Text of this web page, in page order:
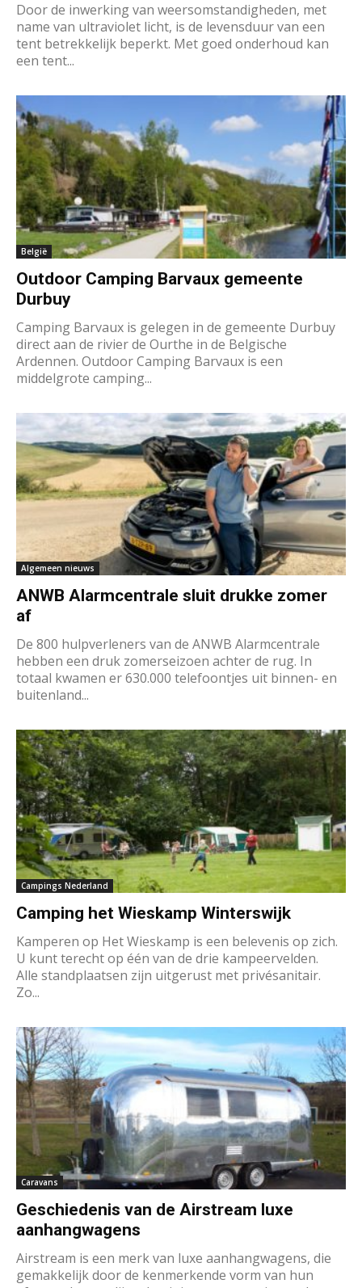
Door de inwerking van weersomstandigheden, met
name van ultraviolet licht, is de levensduur van een
tent betrekkelijk beperkt. Met goed onderhoud kan
een tent...
België
Outdoor Camping Barvaux gemeente
Durbuy
Camping Barvaux is gelegen in de gemeente Durbuy
direct aan de rivier de Ourthe in de Belgische
Ardennen. Outdoor Camping Barvaux is een
middelgrote camping...
Algemeen nieuws
ANWB Alarmcentrale sluit drukke zomer
af
De 800 hulpverleners van de ANWB Alarmcentrale
hebben een druk zomerseizoen achter de rug. In
totaal kwamen er 630.000 telefoontjes uit binnen- en
buitenland...
Campings Nederland
Camping het Wieskamp Winterswijk
Kamperen op Het Wieskamp is een belevenis op zich.
U kunt terecht op één van de drie kampeervelden.
Alle standplaatsen zijn uitgerust met privésanitair.
Zo...
Caravans
Geschiedenis van de Airstream luxe
aanhangwagens
Airstream is een merk van luxe aanhangwagens, die
gemakkelijk door de kenmerkende vorm van hun